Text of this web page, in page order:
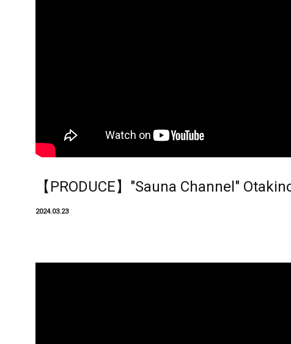
【PRODUCE】"Sauna Channel"
2024.03.23